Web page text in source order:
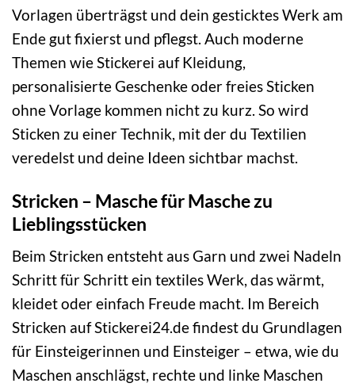
Vorlagen überträgst und dein gesticktes Werk am
Ende gut fixierst und pflegst. Auch moderne
Themen wie Stickerei auf Kleidung,
personalisierte Geschenke oder freies Sticken
ohne Vorlage kommen nicht zu kurz. So wird
Sticken zu einer Technik, mit der du Textilien
veredelst und deine Ideen sichtbar machst.
Stricken – Masche für Masche zu
Lieblingsstücken
Beim Stricken entsteht aus Garn und zwei Nadeln
Schritt für Schritt ein textiles Werk, das wärmt,
kleidet oder einfach Freude macht. Im Bereich
Stricken auf Stickerei24.de findest du Grundlagen
für Einsteigerinnen und Einsteiger – etwa, wie du
Maschen anschlägst, rechte und linke Maschen